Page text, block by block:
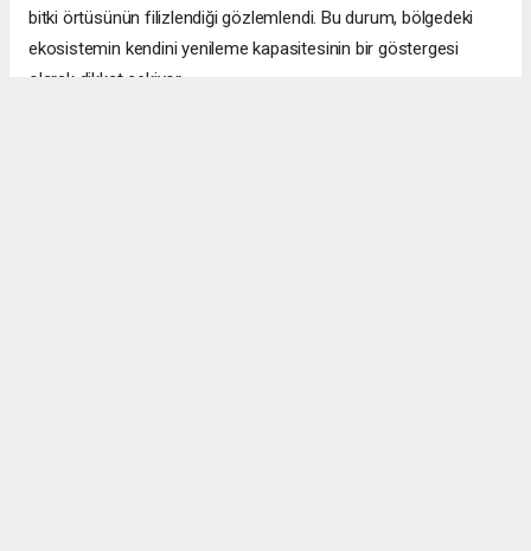
bitki örtüsünün filizlendiği gözlemlendi. Bu durum, bölgedeki
ekosistemin kendini yenileme kapasitesinin bir göstergesi
olarak dikkat çekiyor.